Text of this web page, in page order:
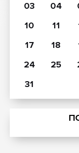
03
04
10
11
17
18
24
25
31